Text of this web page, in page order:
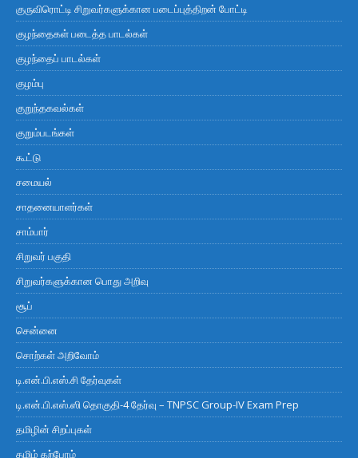
குருவிரொட்டி சிறுவர்களுக்கான படைப்புத்திறன் போட்டி
குழந்தைகள் படைத்த பாடல்கள்
குழந்தைப் பாடல்கள்
குழம்பு
குறுந்தகவல்கள்
குறும்படங்கள்
கூட்டு
சமையல்
சாதனையாளர்கள்
சாம்பார்
சிறுவர் பகுதி
சிறுவர்களுக்கான பொது அறிவு
சூப்
சென்னை
சொற்கள் அறிவோம்
டி.என்.பி.எஸ்.சி தேர்வுகள்
டி.என்.பி.எஸ்.ஸி தொகுதி-4 தேர்வு – TNPSC Group-IV Exam Prep
தமிழின் சிறப்புகள்
தமிழ் கற்போம்